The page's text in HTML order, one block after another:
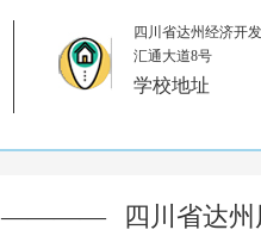
四川省达州经济开
汇通大道8号
学校地址
———— 四川省达